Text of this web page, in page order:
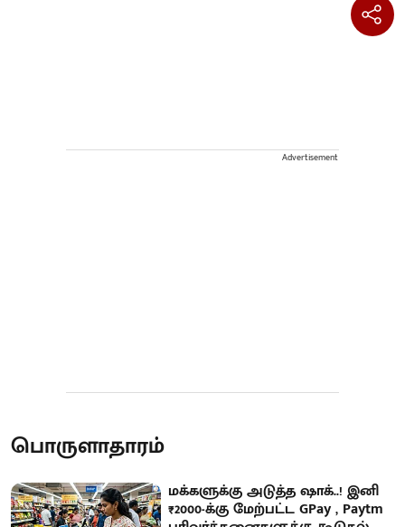
Advertisement
பொருளாதாரம்
மக்களுக்கு அடுத்த ஷாக்..! இனி
₹2000-க்கு மேற்பட்ட GPay , Paytm